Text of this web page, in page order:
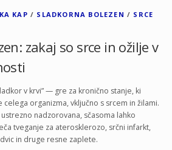
KAP / SLADKORNA BOLEZEN / SRCE
zakaj so srce in ožilje v
v krvi” — gre za kronično stanje, ki
organizma, vključno s srcem in žilami.
nadzorovana, sčasoma lahko
tveganje za aterosklerozo, srčni infarkt,
in druge resne zaplete.